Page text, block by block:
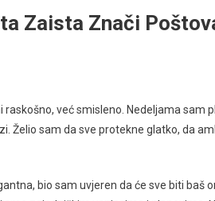
Zaista Znači
već smisleno. Nedeljama sam
Želio sam da sve protekne glatko, da
bio sam uvjeren da će sve biti baš